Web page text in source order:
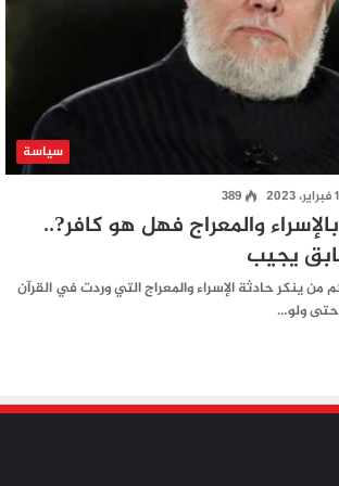
سياسة
389
والمعراج فهل هو كافر?..
يجيب
ينكر حادثة الإسراء والمعراج التي وردت في القرآن
حتى ولو…